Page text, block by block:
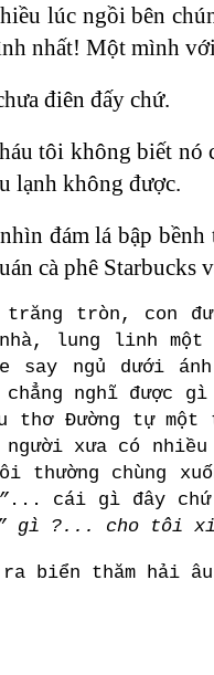
lúc ngồi bên
nhất! Một mình
điên đấy chứ.
tôi không biết
lạnh không được.
đám lá bập
cà phê Starbucks
trăng tròn, con
lung linh một
say ngủ dưới
nghĩ được
thơ Đường tự một
người xưa có
thường chùng
... cái gì đây chứ
gì ?... cho tôi
biển thăm hải